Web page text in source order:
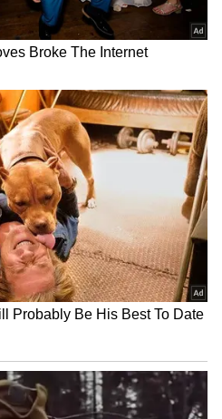
ఎగసి
village |
ఏపీలో
Telugu